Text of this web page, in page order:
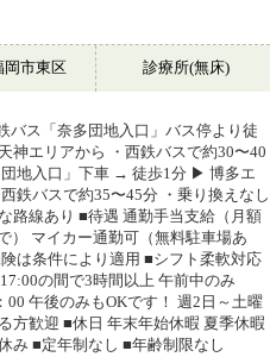
市東区 診療所(無床)
バス「奈多団地入口」バス停より徒
神エリアから ・西鉄バスで約30〜40
地入口」下車 → 徒歩1分 ▶ 博多エ
鉄バスで約35〜45分 ・乗り換えなし
路線あり ■待遇 通勤手当支給（月額
） マイカー通勤可（無料駐車場あ
は条件により適用 ■シフト柔軟対応
の間で3時間以上 午前中のみ
00 午後のみもOKです！ 週2日～土曜
方歓迎 ■休日 年末年始休暇 夏季休暇
み ■定年制なし ■年齢制限なし